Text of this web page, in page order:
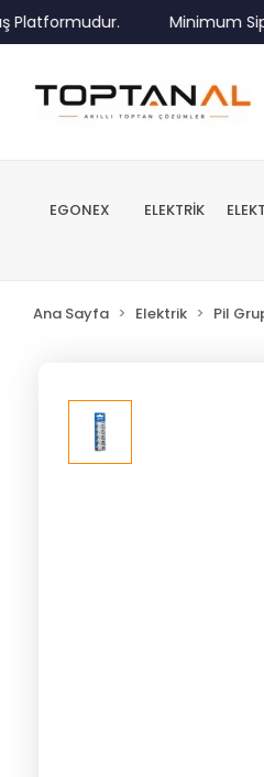
Minimum
EGONEX ELEKTRİK
Ana Sayfa Elektrik Pil